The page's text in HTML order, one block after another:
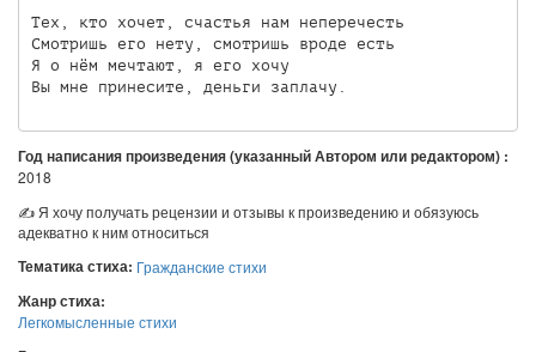
Тех, кто хочет, счастья нам неперечесть
Смотришь его нету, смотришь вроде есть
Я о нём мечтают, я его хочу
Год написания произведения (указанный Автором или редактором) :
2018
✍ Я хочу получать рецензии и отзывы к произведению и обязуюсь
адекватно к ним относиться
Тематика стиха: Гражданские стихи
Жанр стиха:
Легкомысленные стихи